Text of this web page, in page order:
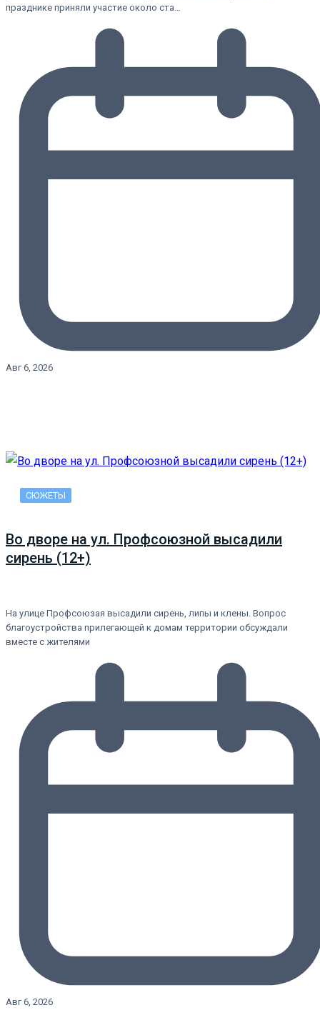
празднике приняли участие около ста…
Авг 6, 2026
СЮЖЕТЫ
Во дворе на ул. Профсоюзной высадили
сирень (12+)
На улице Профсоюзая высадили сирень, липы и клены. Вопрос
благоустройства прилегающей к домам территории обсуждали
вместе с жителями
Авг 6, 2026